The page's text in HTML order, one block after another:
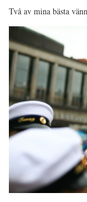
Två av mina bästa